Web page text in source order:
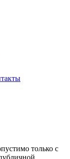
только с